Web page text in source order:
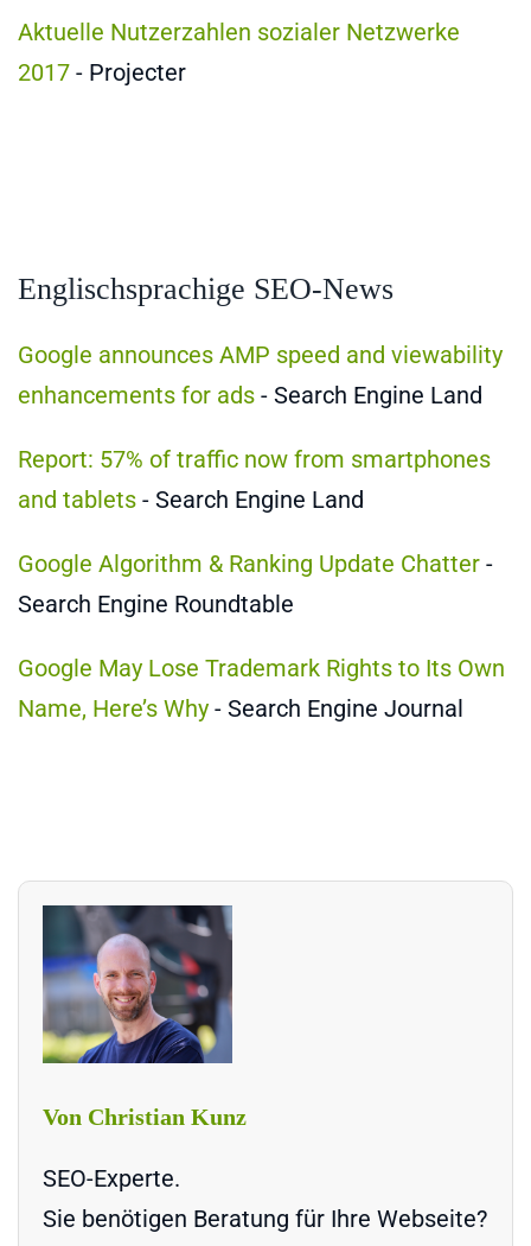
Aktuelle Nutzerzahlen sozialer Netzwerke
2017 - Projecter
Englischsprachige SEO-News
Google announces AMP speed and viewability
enhancements for ads - Search Engine Land
Report: 57% of traffic now from smartphones
and tablets - Search Engine Land
Google Algorithm & Ranking Update Chatter -
Search Engine Roundtable
Google May Lose Trademark Rights to Its Own
Name, Here’s Why - Search Engine Journal
Von Christian Kunz
SEO-Experte.
Sie benötigen Beratung für Ihre Webseite?